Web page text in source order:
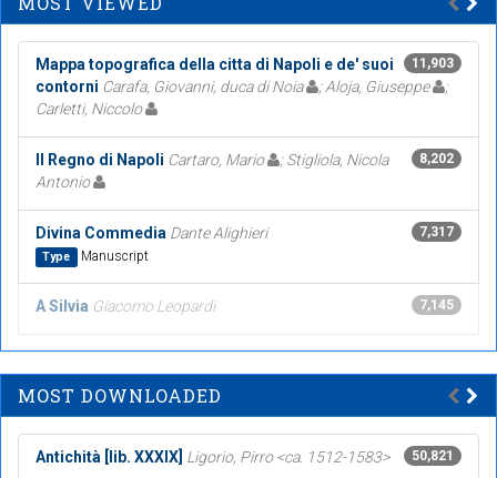
11,903
Mappa topografica della citta di Napoli e de' suoi
contorni Carafa, Giovanni, duca di Noia ; Aloja, Giuseppe
;
Carletti, Niccolo
8,202
Il Regno di Napoli Cartaro, Mario
; Stigliola, Nicola
Antonio
7,317
Divina Commedia Dante Alighieri
Type Manuscript
7,145
A Silvia Giacomo Leopardi
MOST DOWNLOADED
50,821
Antichità [lib. XXXIX] Ligorio, Pirro <ca. 1512-1583>